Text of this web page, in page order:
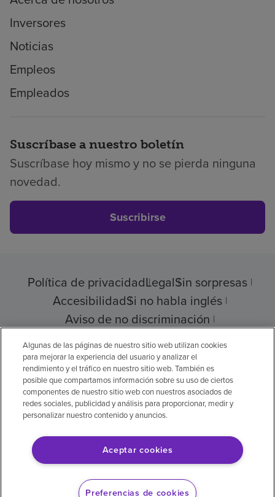
Inversores
Noticias
Empleos
Empleados
Suscríbase a nuestro boletín
Suscríbase hoy mismo y no se pierda ninguna
novedad.
Suscribirse
Política de privacidadLegalSin sorpresas
AccesibilidadSi no habla inglés
Aviso de no discriminación
Cumplimiento de los proveedores
© 2026 Encompass Health Corporation
Preferencias de cookies
Aviso legal: Se tradujo con la ayuda de
inteligencia artificial (IA). La versión en inglés
Algunas de las páginas de nuestro sitio web utilizan cookies
para mejorar la experiencia del usuario y analizar el
rendimiento y el tráfico en nuestro sitio web. También es
posible que compartamos información sobre su uso de ciertos
componentes de nuestro sitio web con nuestros asociados de
redes sociales, publicidad y análisis para proporcionar, medir y
personalizar nuestro contenido y anuncios.
Aceptar cookies
Preferencias de cookies